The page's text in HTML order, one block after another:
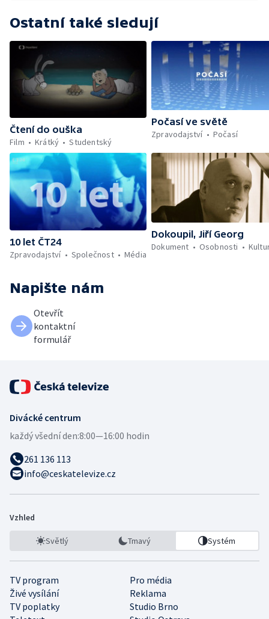
Ostatní také sledují
Čtení do ouška
Film
Krátký Studentský
Počasí ve světě
Zpravodajství
Počasí
10 let ČT24
Zpravodajství
Společnost Média
Dokoupil, Jiří Georg
Dokument
Osobnosti
Napište nám
Otevřít
kontaktní
formulář
Divácké centrum
každý všední den:8:00—16:00 hodin
261 136 113
info@ceskatelevize.cz
Vzhled
Světlý Tmavý Systém
TV program
Pro média
Živé vysílání
Reklama
TV poplatky
Studio Brno